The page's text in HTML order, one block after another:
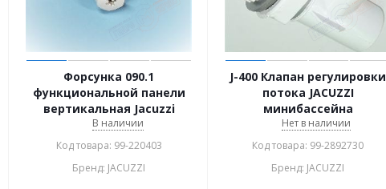
Форсунка 090.1
функциональной панели
вертикальная Jacuzzi
В наличии
Код товара: 99-220403
Бренд: JACUZZI
J-400 Клапан регулировки
потока JACUZZI
минибассейна
Нет в наличии
Код товара: 99-2892730
Бренд: JACUZZI